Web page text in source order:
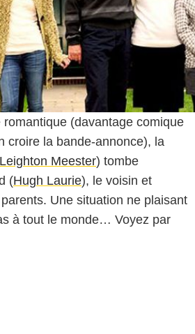
(davantage comique
croire la bande-annonce), la
Leighton Meester) tombe
(Hugh Laurie), le voisin et
Une situation ne plaisant
à tout le monde… Voyez par